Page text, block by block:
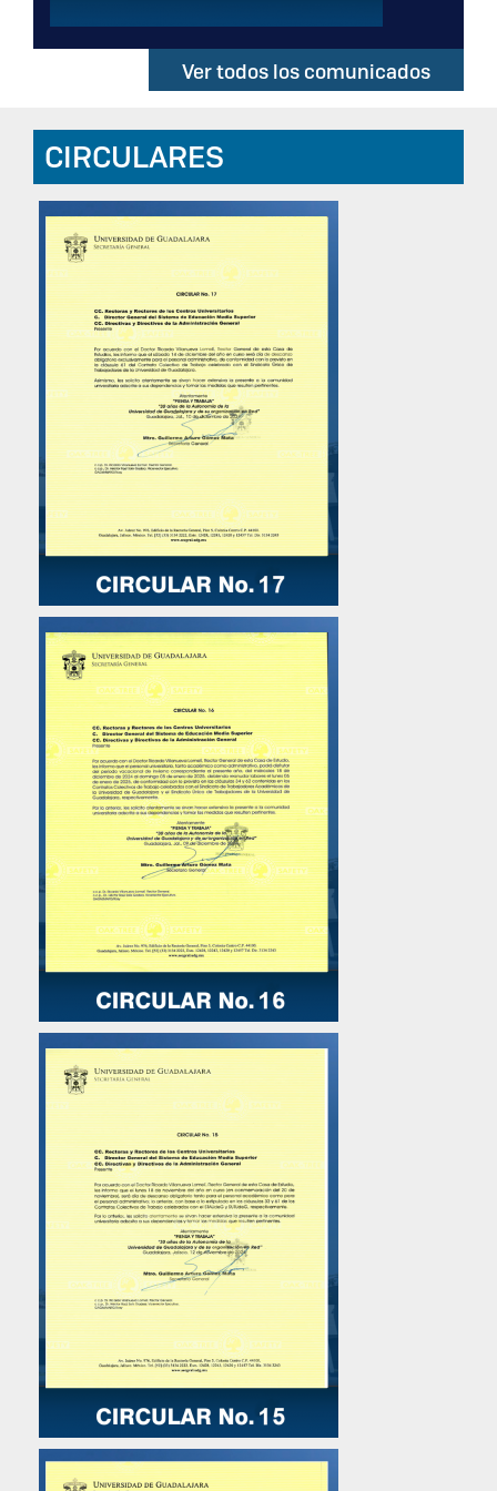
Ver todos los comunicados
CIRCULARES